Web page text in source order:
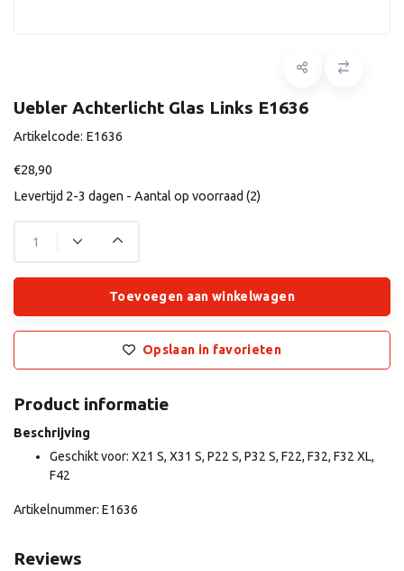
Uebler Achterlicht Glas Links E1636
Artikelcode: E1636
€28,90
Levertijd 2-3 dagen - Aantal op voorraad (2)
Toevoegen aan winkelwagen
Opslaan in favorieten
Product informatie
Beschrijving
Geschikt voor: X21 S, X31 S, P22 S, P32 S, F22, F32, F32 XL,
F42
Artikelnummer: E1636
Reviews